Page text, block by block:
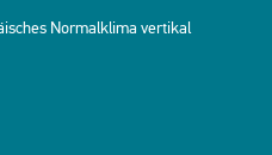
Normalklima vertikal